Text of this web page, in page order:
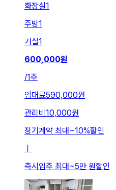
화장실1
주방1
거실1
600,000원
/1주
임대료590,000원
관리비 10,000원
장기계약 최대~10%할인
ㅣ
즉시입주 최대~5만 원할인